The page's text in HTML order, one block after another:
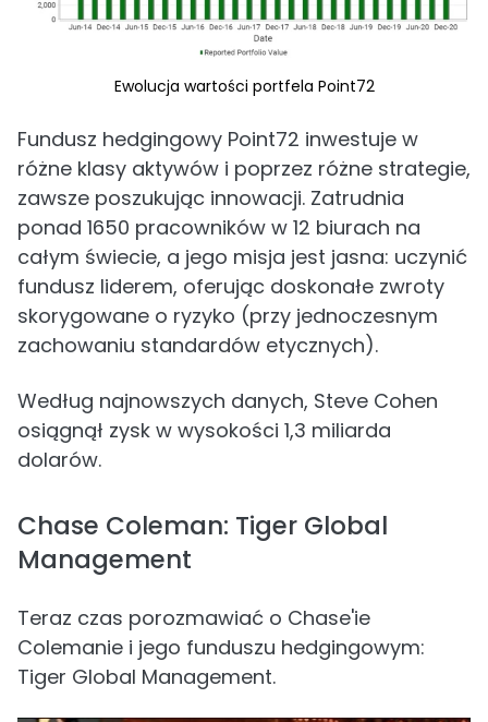
Ewolucja wartości portfela Point72
Fundusz hedgingowy Point72 inwestuje w
różne klasy aktywów i poprzez różne strategie,
zawsze poszukując innowacji. Zatrudnia
ponad 1650 pracowników w 12 biurach na
całym świecie, a jego misja jest jasna: uczynić
fundusz liderem, oferując doskonałe zwroty
skorygowane o ryzyko (przy jednoczesnym
zachowaniu standardów etycznych).
Według najnowszych danych, Steve Cohen
osiągnął zysk w wysokości 1,3 miliarda
dolarów.
Chase Coleman: Tiger Global
Management
Teraz czas porozmawiać o Chase'ie
Colemanie i jego funduszu hedgingowym:
Tiger Global Management.